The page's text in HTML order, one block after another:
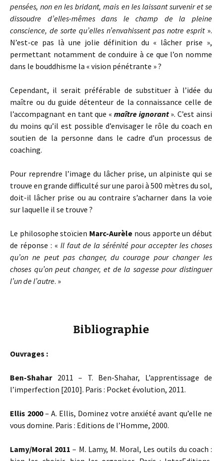
pensées, non en les bridant, mais en les laissant survenir et se
dissoudre d’elles-mêmes dans le champ de la pleine
conscience, de sorte qu’elles n’envahissent pas notre esprit ».
N’est-ce pas là une jolie définition du « lâcher prise »,
permettant notamment de conduire à ce que l’on nomme
dans le bouddhisme la « vision pénétrante » ?
Cependant, il serait préférable de substituer à l’idée du
maître ou du guide détenteur de la connaissance celle de
l’accompagnant en tant que « maître ignorant». C’est ainsi
du moins qu’il est possible d’envisager le rôle du coach en
soutien de la personne dans le cadre d’un processus de
coaching.
Pour reprendre l’image du lâcher prise, un alpiniste qui se
trouve en grande difficulté sur une paroi à 500 mètres du sol,
doit-il lâcher prise ou au contraire s’acharner dans la voie
sur laquelle il se trouve ?
Le philosophe stoïcien Marc-Aurèle nous apporte un début
de réponse : « Il faut de la sérénité pour accepter les choses
qu’on ne peut pas changer, du courage pour changer les
choses qu’on peut changer, et de la sagesse pour distinguer
l’un de l’autre. »
Bibliographie
Ouvrages :
Ben-Shahar 2011 – T. Ben-Shahar, L’apprentissage de
l’imperfection [2010]. Paris : Pocket évolution, 2011.
Ellis 2000– A. Ellis, Dominez votre anxiété avant qu’elle ne
vous domine. Paris : Editions de l’Homme, 2000.
Lamy/Moral 2011 – M. Lamy, M. Moral, Les outils du coach :